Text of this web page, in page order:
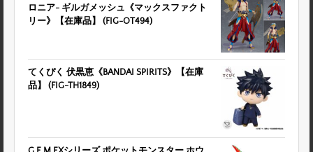
ロニア- ギルガメッシュ《マックスファクト
リー》【在庫品】 (FIG-OT494)
てくぴく 伏黒恵《BANDAI SPIRITS》【在庫
品】 (FIG-TH1849)